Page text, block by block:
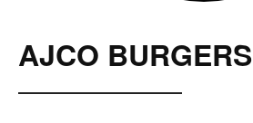
AJCO BURGERS